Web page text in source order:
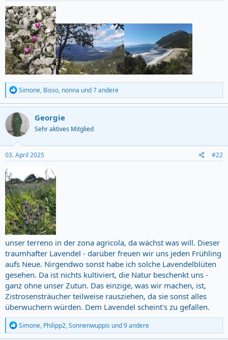
:
R
e
a
c
t
o
n
s
:
Simone, Bisso, nonna und 7 andere
Georgie
Sehr aktives Mitglied
03. April 2025 #22
unser terreno in der zona agricola, da wächst was will. Dieser
traumhafter Lavendel - darüber freuen wir uns jeden Frühling
aufs Neue. Nirgendwo sonst habe ich solche Lavendelblüten
gesehen. Da ist nichts kultiviert, die Natur beschenkt uns -
ganz ohne unser Zutun. Das einzige, was wir machen, ist,
Zistrosensträucher teilweise rausziehen, da sie sonst alles
überwuchern würden. Dem Lavendel scheint's zu gefallen.
R
e
Simone, Philipp2,Sonnenwuppis und 9 andere